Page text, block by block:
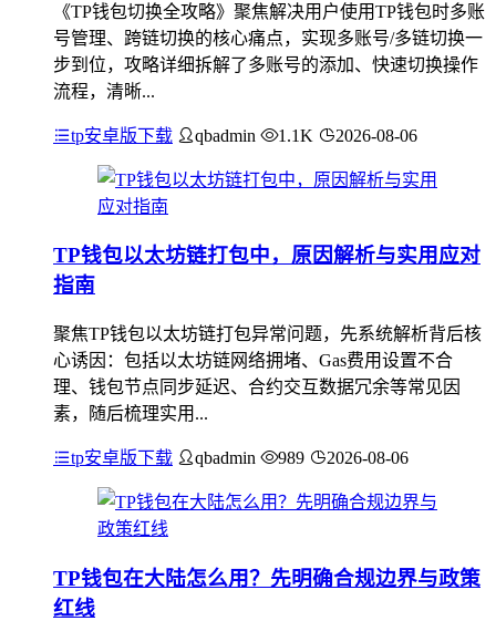
《TP钱包切换全攻略》聚焦解决用户使用TP钱包时多账
号管理、跨链切换的核心痛点，实现多账号/多链切换一
步到位，攻略详细拆解了多账号的添加、快速切换操作
流程，清晰...
tp安卓版下载 qbadmin 1.1K 2026-08-06
TP钱包以太坊链打包中，原因解析与实用应对
指南
聚焦TP钱包以太坊链打包异常问题，先系统解析背后核
心诱因：包括以太坊链网络拥堵、Gas费用设置不合
理、钱包节点同步延迟、合约交互数据冗余等常见因
素，随后梳理实用...
tp安卓版下载 qbadmin 989 2026-08-06
TP钱包在大陆怎么用？先明确合规边界与政策
红线